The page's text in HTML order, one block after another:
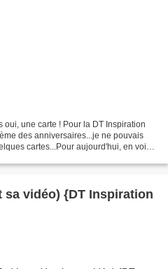
oui, une carte ! Pour la DT Inspiration
des anniversaires...je ne pouvais
cartes...Pour aujourd'hui, en voici
sa vidéo) {DT Inspiration